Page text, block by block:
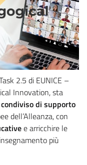
2.5 di EUNICE –
Innovation, sta
di supporto
dell’Alleanza, con
e arricchire le
più